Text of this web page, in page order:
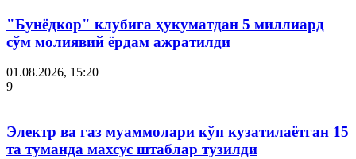
"Бунёдкор" клубига ҳукуматдан 5 миллиард
сўм молиявий ёрдам ажратилди
01.08.2026, 15:20
9
Электр ва газ муаммолари кўп кузатилаётган 15
та туманда махсус штаблар тузилди